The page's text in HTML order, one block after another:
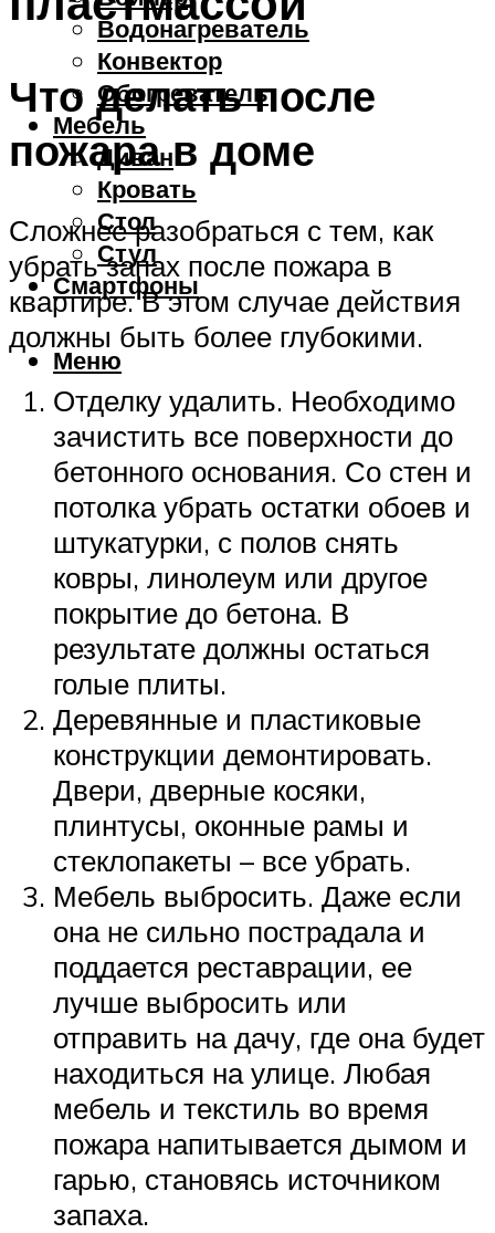
Водонагреватель
Конвектор
Обогреватель
Мебель
Диван
Кровать
Стол
Стул
Смартфоны
Меню
Что делать после
пожара в доме
Сложнее разобраться с тем, как
убрать запах после пожара в
квартире. В этом случае действия
должны быть более глубокими.
Отделку удалить. Необходимо
зачистить все поверхности до
бетонного основания. Со стен и
потолка убрать остатки обоев и
штукатурки, с полов снять
ковры, линолеум или другое
покрытие до бетона. В
результате должны остаться
голые плиты.
Деревянные и пластиковые
конструкции демонтировать.
Двери, дверные косяки,
плинтусы, оконные рамы и
стеклопакеты – все убрать.
Мебель выбросить. Даже если
она не сильно пострадала и
поддается реставрации, ее
лучше выбросить или
отправить на дачу, где она будет
находиться на улице. Любая
мебель и текстиль во время
пожара напитывается дымом и
гарью, становясь источником
запаха.